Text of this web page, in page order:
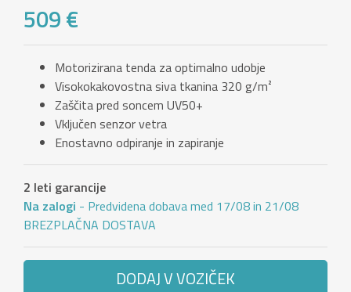
509 €
Motorizirana tenda za optimalno udobje
Visokokakovostna siva tkanina 320 g/m²
Zaščita pred soncem UV50+
Vključen senzor vetra
Enostavno odpiranje in zapiranje
2 leti garancije
Na zalogi - Predvidena dobava med 17/08 in 21/08
BREZPLAČNA DOSTAVA
DODAJ V VOZIČEK